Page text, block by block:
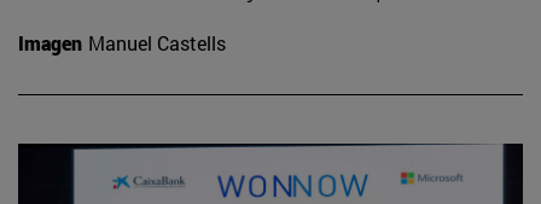
Imagen Manuel Castells